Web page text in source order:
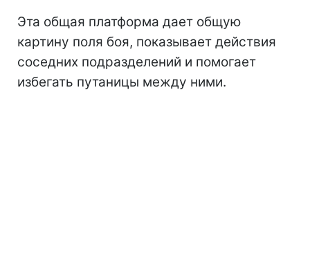
Эта общая платформа дает общую
картину поля боя, показывает действия
соседних подразделений и помогает
избегать путаницы между ними.